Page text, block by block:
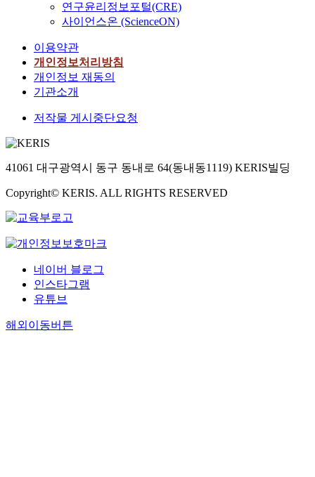
연구윤리정보포털(CRE)
사이언스온 (ScienceON)
이용약관
개인정보처리방침
개인정보 재동의
기관소개
저작물 게시중단요청
41061 대구광역시 동구 동내로 64(동내동1119) KERIS빌딩
Copyright© KERIS. ALL RIGHTS RESERVED
네이버 블로그
인스타그램
유튜브
해외이동버튼